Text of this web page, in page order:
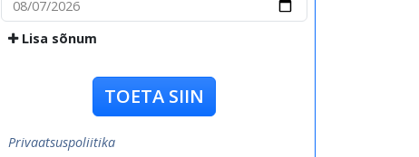
Lisa sõnum
TOETA SIIN
Privaatsuspoliitika